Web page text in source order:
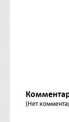
(Нет